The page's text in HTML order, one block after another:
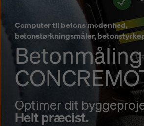
Computer til betons modenhed,
betonstørkningsmåler,
Betonmåling
Optimer dit
Helt præcist.